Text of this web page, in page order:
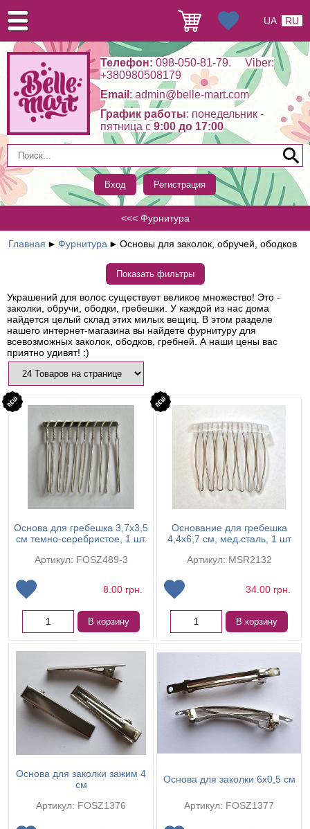
Телефон: 098-050-81-79. Viber:
+380980508179
Email : admin@belle-mart.com
График работы: понедельник -
пятница c 9:00 до 17:00
Вход Регистрация
UA RU
<<< Фурнитура
Главная ► Фурнитура ► Основы для заколок, обручей, ободков
Показать фильтры
Украшений для волос существует великое множество! Это -
заколки, обручи, ободки, гребешки. У каждой из нас дома
найдется целый склад этих милых вещиц. В этом разделе
нашего интернет-магазина вы найдете фурнитуру для
всевозможных заколок, ободков, гребней. А наши цены вас
приятно удивят! :)
Основа для гребешка 3,7х3,5
см темно-серебристое, 1 шт.
Артикул: FOSZ489-3
8.00 грн.
В корзину
Основание для гребешка
4,4х6,7 см, мед.сталь, 1 шт
Артикул: MSR2132
34.00 грн.
В корзину
Основа для заколки зажим 4
см
Артикул: FOSZ1376
Основа для заколки 6х0,5 см
Артикул: FOSZ1377